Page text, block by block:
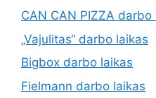
CAN CAN PIZZA darbo
„Vajulitas“ darbo laikas
Bigbox darbo laikas
Fielmann darbo laikas